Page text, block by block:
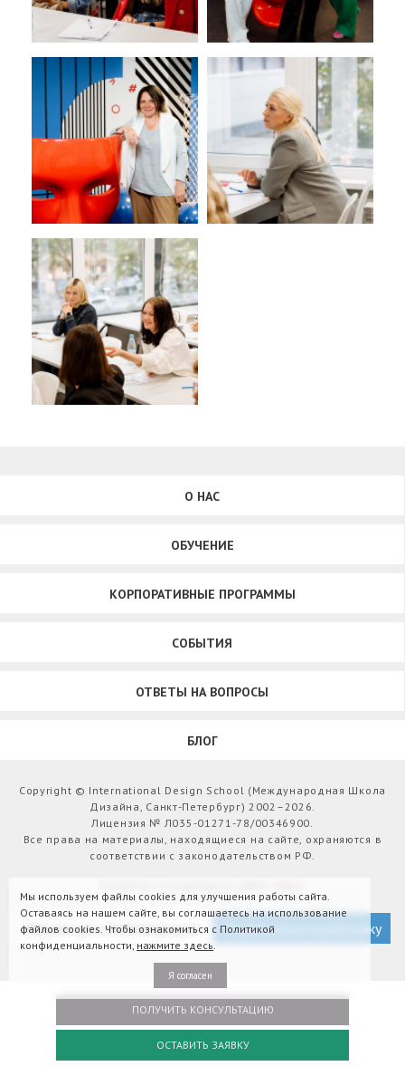
О НАС
ОБУЧЕНИЕ
КОРПОРАТИВНЫЕ ПРОГРАММЫ
СОБЫТИЯ
ОТВЕТЫ НА ВОПРОСЫ
БЛОГ
Copyright © International Design School (Международная Школа
Дизайна, Санкт-Петербург) 2002–2026.
Лицензия № Л035-01271-78/00346900.
Все права на материалы, находящиеся на сайте, охраняются в
соответствии с законодательством РФ.
Версия для слабовидящих Подписаться на рассылку
ПОЛУЧИТЬ КОНСУЛЬТАЦИЮ
ОСТАВИТЬ ЗАЯВКУ
Мы используем файлы cookies для улучшения работы сайта.
Оставаясь на нашем сайте, вы соглашаетесь на использование
файлов cookies. Чтобы ознакомиться с Политикой
конфиденциальности, нажмите здесь.
Я согласен